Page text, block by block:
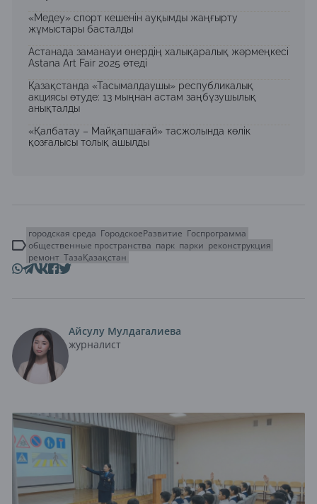
«Медеу» спорт кешенін ауқымды жаңғырту
жұмыстары басталды
Астанада заманауи өнердің халықаралық жәрмеңкесі
Astana Art Fair 2025 өтеді
Қазақстанда «Тасымалдаушы» республикалық
акциясы өтуде: 13 мыңнан астам заңбұзушылық
анықталды
«Қалбатау – Майқапшағай» тасжолында көлік
қозғалысы толық ашылды
городская среда ГородскоеРазвитие Госпрограмма
общественные пространства парк парки реконструкция
ремонт ТазаҚазақстан
Айсулу Мулдагалиева
журналист